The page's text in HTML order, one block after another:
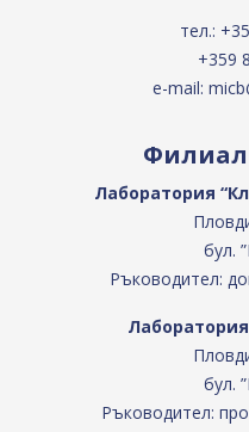
тел.:
+359
e-mail:
Лаборатория
бул.
Ръководител:
бул.
Ръководител: